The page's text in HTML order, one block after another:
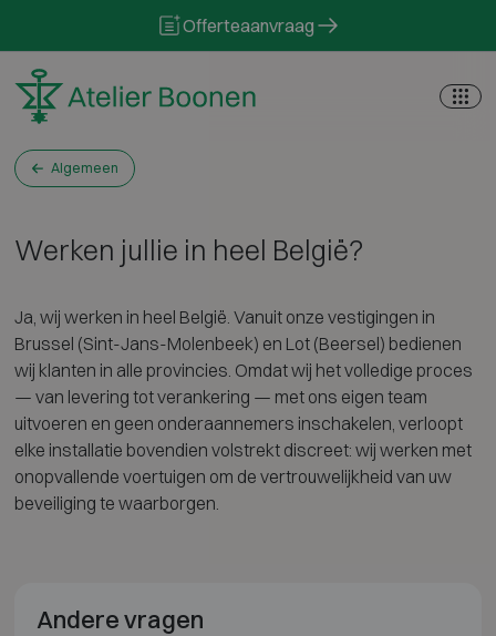
Offerteaanvraag
Algemeen
Werken jullie in heel België?
Ja, wij werken in heel België. Vanuit onze vestigingen in
Brussel (Sint-Jans-Molenbeek) en Lot (Beersel) bedienen
wij klanten in alle provincies. Omdat wij het volledige proces
— van levering tot verankering — met ons eigen team
uitvoeren en geen onderaannemers inschakelen, verloopt
elke installatie bovendien volstrekt discreet: wij werken met
onopvallende voertuigen om de vertrouwelijkheid van uw
beveiliging te waarborgen.
Andere vragen